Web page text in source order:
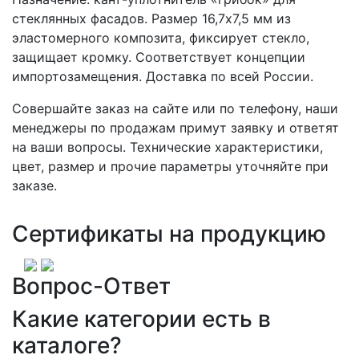
стеклянных фасадов. Размер 16,7х7,5 мм из
эластомерного композита, фиксирует стекло,
защищает кромку. Соответствует концепции
импортозамещения. Доставка по всей России.
Совершайте заказ на сайте или по телефону, наши
менеджеры по продажам примут заявку и ответят
на ваши вопросы. Технические характеристики,
цвет, размер и прочие параметры уточняйте при
заказе.
Сертификаты на продукцию
Вопрос-Ответ
Какие категории есть в
каталоге?